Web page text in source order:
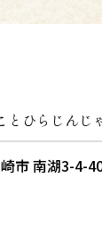
とひらじんじ
市 南湖3-4-